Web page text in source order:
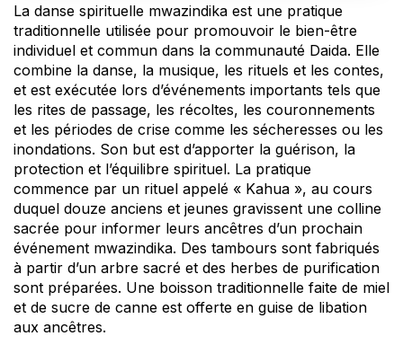
La danse spirituelle mwazindika est une pratique
traditionnelle utilisée pour promouvoir le bien-être
individuel et commun dans la communauté Daida. Elle
combine la danse, la musique, les rituels et les contes,
et est exécutée lors d’événements importants tels que
les rites de passage, les récoltes, les couronnements
et les périodes de crise comme les sécheresses ou les
inondations. Son but est d’apporter la guérison, la
protection et l’équilibre spirituel. La pratique
commence par un rituel appelé « Kahua », au cours
duquel douze anciens et jeunes gravissent une colline
sacrée pour informer leurs ancêtres d’un prochain
événement mwazindika. Des tambours sont fabriqués
à partir d’un arbre sacré et des herbes de purification
sont préparées. Une boisson traditionnelle faite de miel
et de sucre de canne est offerte en guise de libation
aux ancêtres.